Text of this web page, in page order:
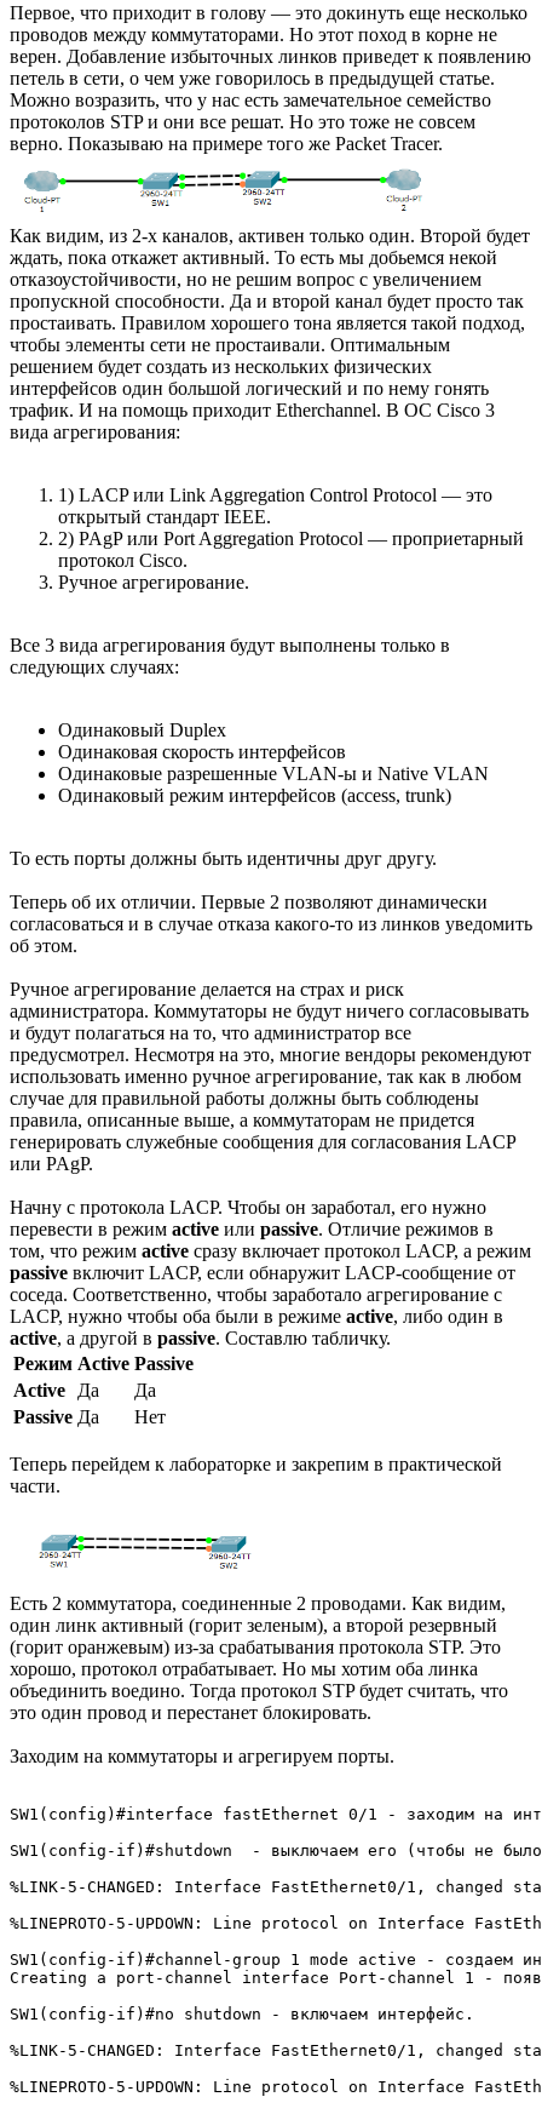
Первое, что приходит в голову — это докинуть еще несколько
проводов между коммутаторами. Но этот поход в корне не
верен. Добавление избыточных линков приведет к появлению
петель в сети, о чем уже говорилось в предыдущей статье.
Можно возразить, что у нас есть замечательное семейство
протоколов STP и они все решат. Но это тоже не совсем
верно. Показываю на примере того же Packet Tracer.
Как видим, из 2-х каналов, активен только один. Второй будет
ждать, пока откажет активный. То есть мы добьемся некой
отказоустойчивости, но не решим вопрос с увеличением
пропускной способности. Да и второй канал будет просто так
простаивать. Правилом хорошего тона является такой подход,
чтобы элементы сети не простаивали. Оптимальным
решением будет создать из нескольких физических
интерфейсов один большой логический и по нему гонять
трафик. И на помощь приходит Etherchannel. В ОС Cisco 3
вида агрегирования:
1) LACP или Link Aggregation Control Protocol — это
открытый стандарт IEEE.
2) PAgP или Port Aggregation Protocol — проприетарный
протокол Cisco.
Ручное агрегирование.
Все 3 вида агрегирования будут выполнены только в
следующих случаях:
Одинаковый Duplex
Одинаковая скорость интерфейсов
Одинаковые разрешенные VLAN-ы и Native VLAN
Одинаковый режим интерфейсов (access, trunk)
То есть порты должны быть идентичны друг другу.
Теперь об их отличии. Первые 2 позволяют динамически
согласоваться и в случае отказа какого-то из линков уведомить
об этом.
Ручное агрегирование делается на страх и риск
администратора. Коммутаторы не будут ничего согласовывать
и будут полагаться на то, что администратор все
предусмотрел. Несмотря на это, многие вендоры рекомендуют
использовать именно ручное агрегирование, так как в любом
случае для правильной работы должны быть соблюдены
правила, описанные выше, а коммутаторам не придется
генерировать служебные сообщения для согласования LACP
или PAgP.
Начну с протокола LACP. Чтобы он заработал, его нужно
перевести в режим active или passive. Отличие режимов в
том, что режим active сразу включает протокол LACP, а режим
passive включит LACP, если обнаружит LACP-сообщение от
соседа. Соответственно, чтобы заработало агрегирование с
LACP, нужно чтобы оба были в режиме active, либо один в
active, а другой в passive. Составлю табличку.
Режим Active Passive
Active
Да
Да
Passive Да Нет
Теперь перейдем к лабораторке и закрепим в практической
части.
Есть 2 коммутатора, соединенные 2 проводами. Как видим,
один линк активный (горит зеленым), а второй резервный
(горит оранжевым) из-за срабатывания протокола STP. Это
хорошо, протокол отрабатывает. Но мы хотим оба линка
объединить воедино. Тогда протокол STP будет считать, что
это один провод и перестанет блокировать.
Заходим на коммутаторы и агрегируем порты.
SW1(config)#interface fastEthernet 0/1 - заходим на
SW1(config-if)#shutdown  - выключаем его (чтобы не
%LINK-5-CHANGED: Interface FastEthernet0/1, changed
%LINEPROTO-5-UPDOWN: Line protocol on Interface
SW1(config-if)#channel-group 1 mode active - создаем
Creating a port-channel interface Port-channel 1 -
SW1(config-if)#no shutdown - включаем интерфейс.
%LINK-5-CHANGED: Interface FastEthernet0/1, changed
%LINEPROTO-5-UPDOWN: Line protocol on Interface